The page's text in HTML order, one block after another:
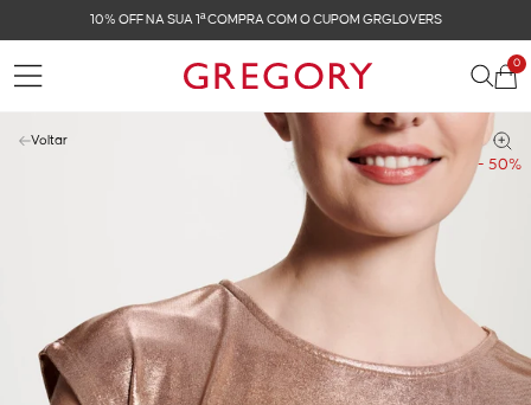
10% OFF NA SUA 1ª COMPRA COM O CUPOM GRGLOVERS
0
- 50%
Voltar